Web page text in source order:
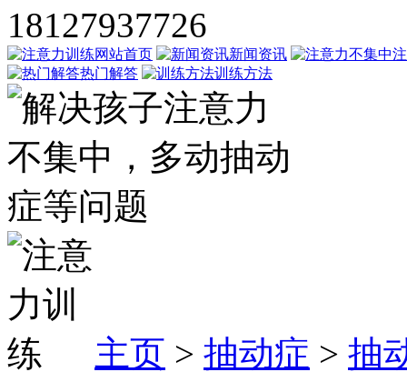
18127937726
网站首页 新闻资讯
热门解答
训练方法
主页 > 抽动症 > 抽